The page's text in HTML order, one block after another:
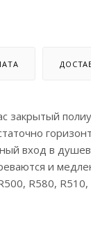
закрытый
вход в
и
R580, R510,